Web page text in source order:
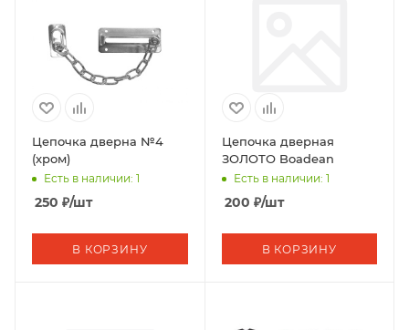
Цепочка дверна №4
(хром)
Есть в наличии: 1
250 ₽/шт
В КОРЗИНУ
Цепочка дверная
ЗОЛОТО Boadean
Есть в наличии: 1
200 ₽/шт
В КОРЗИНУ